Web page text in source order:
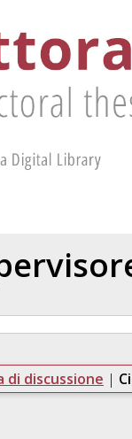
di discussione |